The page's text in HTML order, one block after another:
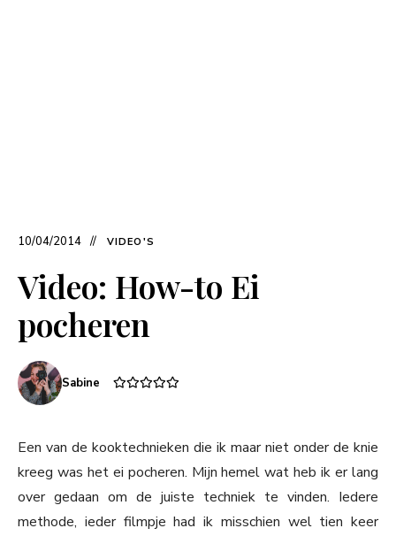
10/04/2014 VIDEO'S
Video: How-to Ei
pocheren
Sabine
Een van de kooktechnieken die ik maar niet onder de knie
kreeg was het ei pocheren. Mijn hemel wat heb ik er lang
over gedaan om de juiste techniek te vinden. Iedere
methode, ieder filmpje had ik misschien wel tien keer